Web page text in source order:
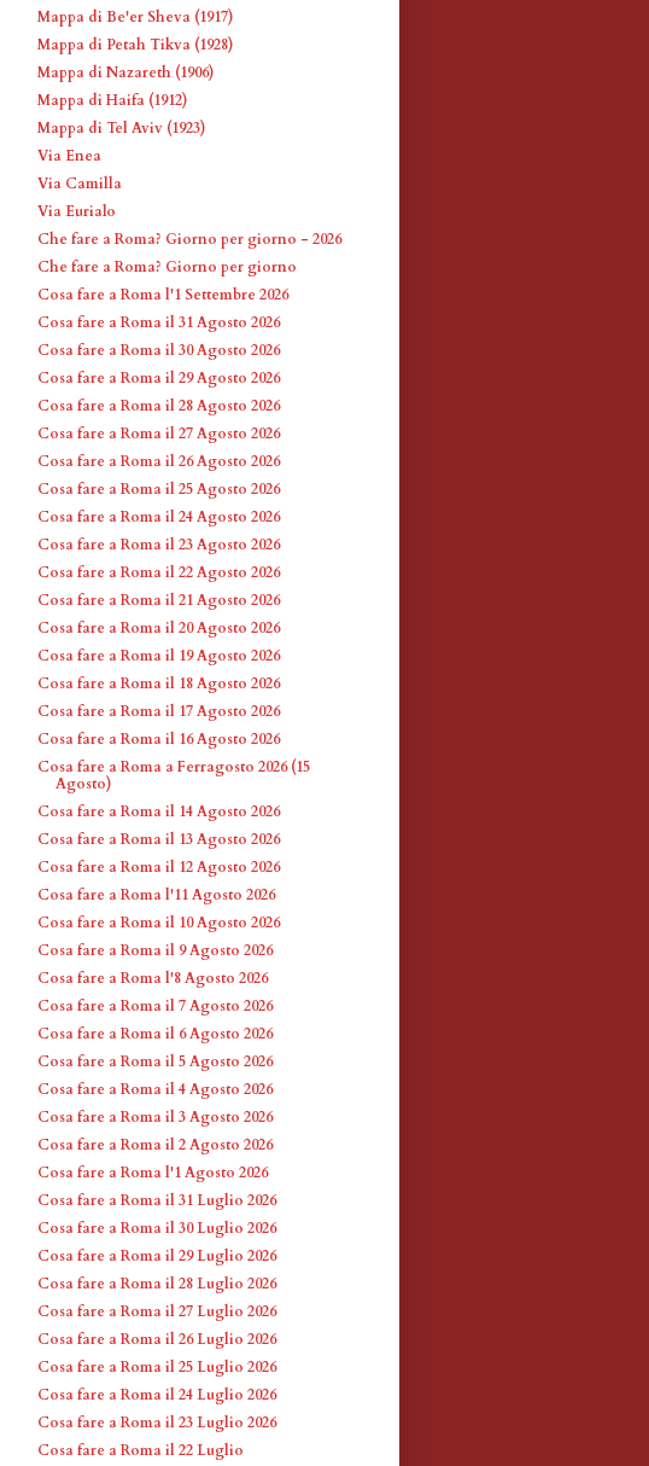
Mappa di Be'er Sheva (1917)
Mappa di Petah Tikva (1928)
Mappa di Nazareth (1906)
Mappa di Haifa (1912)
Mappa di Tel Aviv (1923)
Via Enea
Via Camilla
Via Eurialo
Che fare a Roma? Giorno per giorno - 2026
Che fare a Roma? Giorno per giorno
Cosa fare a Roma l'1 Settembre 2026
Cosa fare a Roma il 31 Agosto 2026
Cosa fare a Roma il 30 Agosto 2026
Cosa fare a Roma il 29 Agosto 2026
Cosa fare a Roma il 28 Agosto 2026
Cosa fare a Roma il 27 Agosto 2026
Cosa fare a Roma il 26 Agosto 2026
Cosa fare a Roma il 25 Agosto 2026
Cosa fare a Roma il 24 Agosto 2026
Cosa fare a Roma il 23 Agosto 2026
Cosa fare a Roma il 22 Agosto 2026
Cosa fare a Roma il 21 Agosto 2026
Cosa fare a Roma il 20 Agosto 2026
Cosa fare a Roma il 19 Agosto 2026
Cosa fare a Roma il 18 Agosto 2026
Cosa fare a Roma il 17 Agosto 2026
Cosa fare a Roma il 16 Agosto 2026
Cosa fare a Roma a Ferragosto 2026 (15
Agosto)
Cosa fare a Roma il 14 Agosto 2026
Cosa fare a Roma il 13 Agosto 2026
Cosa fare a Roma il 12 Agosto 2026
Cosa fare a Roma l'11 Agosto 2026
Cosa fare a Roma il 10 Agosto 2026
Cosa fare a Roma il 9 Agosto 2026
Cosa fare a Roma l'8 Agosto 2026
Cosa fare a Roma il 7 Agosto 2026
Cosa fare a Roma il 6 Agosto 2026
Cosa fare a Roma il 5 Agosto 2026
Cosa fare a Roma il 4 Agosto 2026
Cosa fare a Roma il 3 Agosto 2026
Cosa fare a Roma il 2 Agosto 2026
Cosa fare a Roma l'1 Agosto 2026
Cosa fare a Roma il 31 Luglio 2026
Cosa fare a Roma il 30 Luglio 2026
Cosa fare a Roma il 29 Luglio 2026
Cosa fare a Roma il 28 Luglio 2026
Cosa fare a Roma il 27 Luglio 2026
Cosa fare a Roma il 26 Luglio 2026
Cosa fare a Roma il 25 Luglio 2026
Cosa fare a Roma il 24 Luglio 2026
Cosa fare a Roma il 23 Luglio 2026
Cosa fare a Roma il 22 Luglio